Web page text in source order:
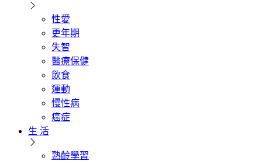
性愛
更年期
失智
醫療保健
飲食
運動
慢性病
癌症
生 活
熟齡學習